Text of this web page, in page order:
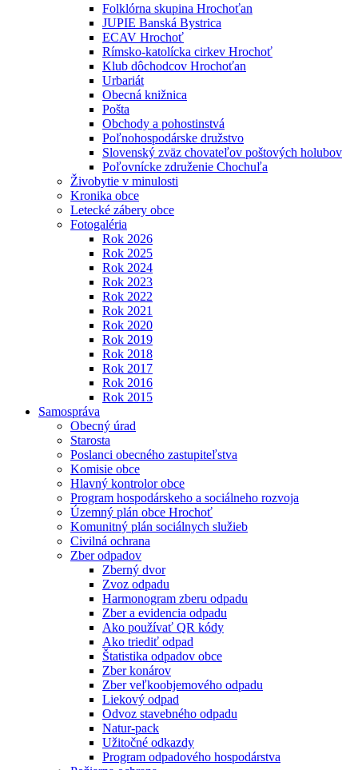
Folklórna skupina Hrochoťan
JUPIE Banská Bystrica
ECAV Hrochoť
Rímsko-katolícka cirkev Hrochoť
Klub dôchodcov Hrochoťan
Urbariát
Obecná knižnica
Pošta
Obchody a pohostinstvá
Poľnohospodárske družstvo
Slovenský zväz chovateľov poštových holubov
Poľovnícke združenie Chochuľa
Živobytie v minulosti
Kronika obce
Letecké zábery obce
Fotogaléria
Rok 2026
Rok 2025
Rok 2024
Rok 2023
Rok 2022
Rok 2021
Rok 2020
Rok 2019
Rok 2018
Rok 2017
Rok 2016
Rok 2015
Samospráva
Obecný úrad
Starosta
Poslanci obecného zastupiteľstva
Komisie obce
Hlavný kontrolor obce
Program hospodárskeho a sociálneho rozvoja
Územný plán obce Hrochoť
Komunitný plán sociálnych služieb
Civilná ochrana
Zber odpadov
Zberný dvor
Zvoz odpadu
Harmonogram zberu odpadu
Zber a evidencia odpadu
Ako používať QR kódy
Ako triediť odpad
Štatistika odpadov obce
Zber konárov
Zber veľkoobjemového odpadu
Liekový odpad
Odvoz stavebného odpadu
Natur-pack
Užitočné odkazdy
Program odpadového hospodárstva